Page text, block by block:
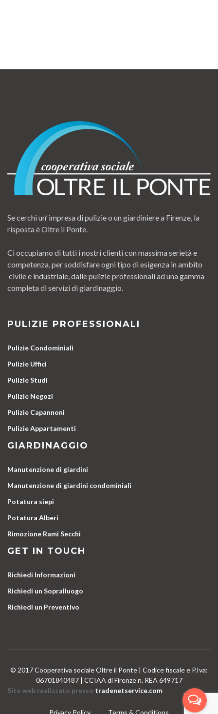
Se cerchi un’ impresa di pulizie o un giardiniere a Firenze, la
risposta è Oltre il Ponte.
Ci occupiamo di tutti i nostri clienti con massima serietà e
competenza, per soddisfare ogni tipo di esigenza in ambito
civile e industriale, dalle pulizie professionali ad una gamma
completa di servizi di giardinaggio.
PULIZIE PROFESSIONALI
Pulizie Condominiali
Pulizie Uffici
Pulizie Studi
Pulizie Negozi
Pulizie Capannoni
Pulizie Appartamenti
GIARDINAGGIO
Manutenzione di giardini
Manutenzione di giardini condominiali
Potatura siepi
Potatura Alberi
Rimozione Rami Secchi
GET IN TOUCH
Richiedi Informazioni
Richiedi un Sopralluogo
Richiedi un Preventivo
© 2017 Cooperativa sociale Oltre il Ponte | Codice fiscale e P.Iva:
06701840487 | CCIAA di Firenze n. REA 649717
Sito web realizzato presso tradenetservice.com
Privacy Policy Terms & Conditions